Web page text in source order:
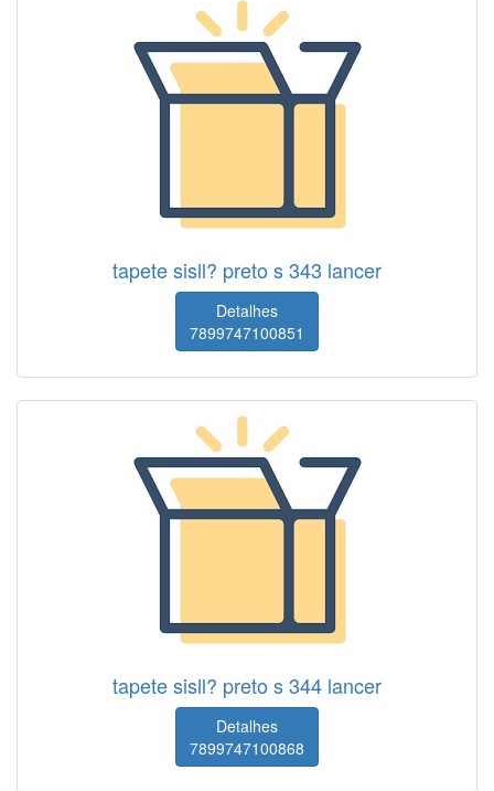
tapete sisll? preto s 343 lancer
Detalhes
7899747100851
tapete sisll? preto s 344 lancer
Detalhes
7899747100868